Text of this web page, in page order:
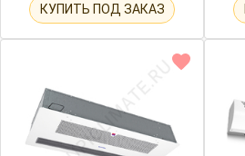
КУПИТЬ ПОД ЗАКАЗ